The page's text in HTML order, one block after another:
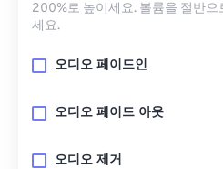
200%로 높이세요. 볼륨을 절반
세요.
오디오 페이드인
오디오 페이드 아웃
오디오 제거